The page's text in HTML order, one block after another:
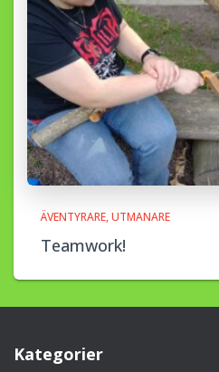
ÄVENTYRARE UTMANARE
Teamwork!
Kategorier